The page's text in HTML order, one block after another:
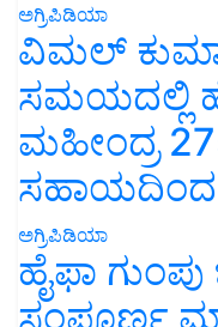
ಅಗ್ರಿಪಿಡಿಯಾ
ವಿಮಲ್
ಸಮಯದಲ್ಲಿ
ಮಹೀಂದ್ರ
ಸಹಾಯದಿಂದ
ಅಗ್ರಿಪಿಡಿಯಾ
ಹೈಫಾ
ಸಂಪೂರ್ಣ